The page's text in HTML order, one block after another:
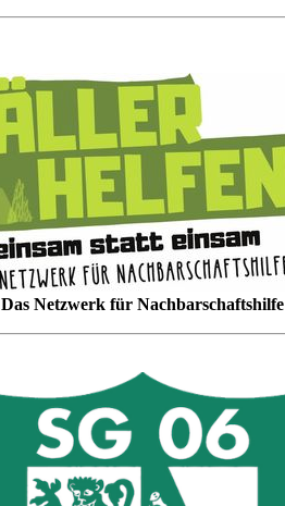
Das Netzwerk für Nachbarschaftshilfe